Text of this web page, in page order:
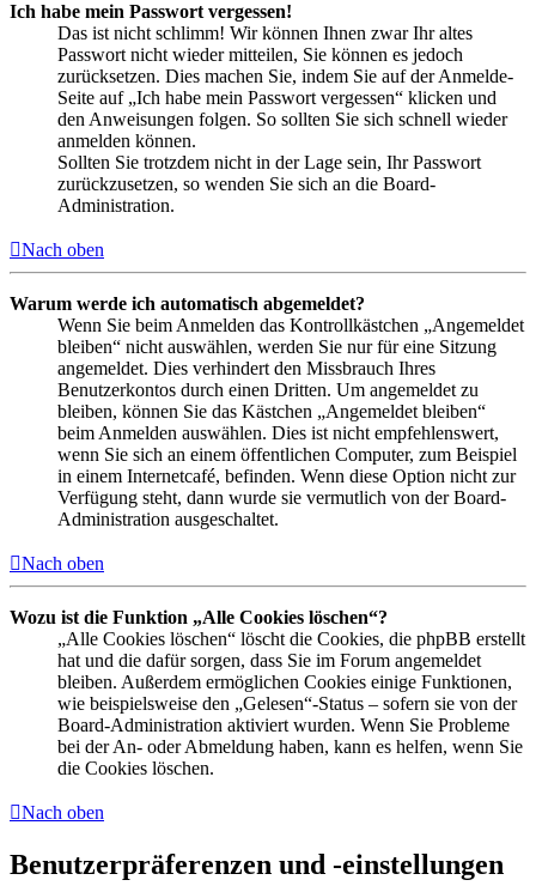
Ich habe mein Passwort vergessen!
Das ist nicht schlimm! Wir können Ihnen zwar Ihr altes
Passwort nicht wieder mitteilen, Sie können es jedoch
zurücksetzen. Dies machen Sie, indem Sie auf der Anmelde-
Seite auf „Ich habe mein Passwort vergessen“ klicken und
den Anweisungen folgen. So sollten Sie sich schnell wieder
anmelden können.
Sollten Sie trotzdem nicht in der Lage sein, Ihr Passwort
zurückzusetzen, so wenden Sie sich an die Board-
Administration.
Nach oben
Warum werde ich automatisch abgemeldet?
Wenn Sie beim Anmelden das Kontrollkästchen „Angemeldet
bleiben“ nicht auswählen, werden Sie nur für eine Sitzung
angemeldet. Dies verhindert den Missbrauch Ihres
Benutzerkontos durch einen Dritten. Um angemeldet zu
bleiben, können Sie das Kästchen „Angemeldet bleiben“
beim Anmelden auswählen. Dies ist nicht empfehlenswert,
wenn Sie sich an einem öffentlichen Computer, zum Beispiel
in einem Internetcafé, befinden. Wenn diese Option nicht zur
Verfügung steht, dann wurde sie vermutlich von der Board-
Administration ausgeschaltet.
Nach oben
Wozu ist die Funktion „Alle Cookies löschen“?
„Alle Cookies löschen“ löscht die Cookies, die phpBB erstellt
hat und die dafür sorgen, dass Sie im Forum angemeldet
bleiben. Außerdem ermöglichen Cookies einige Funktionen,
wie beispielsweise den „Gelesen“-Status – sofern sie von der
Board-Administration aktiviert wurden. Wenn Sie Probleme
bei der An- oder Abmeldung haben, kann es helfen, wenn Sie
die Cookies löschen.
Nach oben
Benutzerpräferenzen und -einstellungen